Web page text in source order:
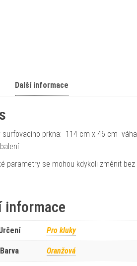
Další informace
surfovacího prkna:- 114 cm x 46 cm-
parametry se mohou kdykoli změnit
informace
Pro kluky
Barva Oranžová